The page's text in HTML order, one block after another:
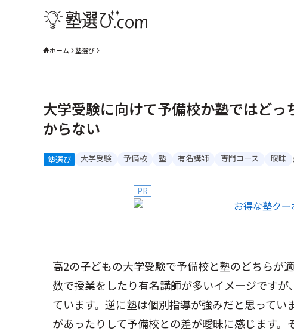
ホーム 塾選び
大学受験に向けて予備校か塾ではど
からない
塾選び 大学受験 予備校 塾 有名講師 専門コース 曖昧
PR
高2の子どもの大学受験で予備校と塾のどちらが
数で授業をしたり有名講師が多いイメージです
ています。逆に塾は個別指導が強みだと思って
があったりして予備校との差が曖昧に感じます